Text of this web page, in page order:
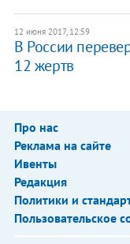
12 июня 2017, 12:59
В России
12 жертв
Про нас
Реклама на сайте
Ивенты
Редакция
Политики и
Пользовательское